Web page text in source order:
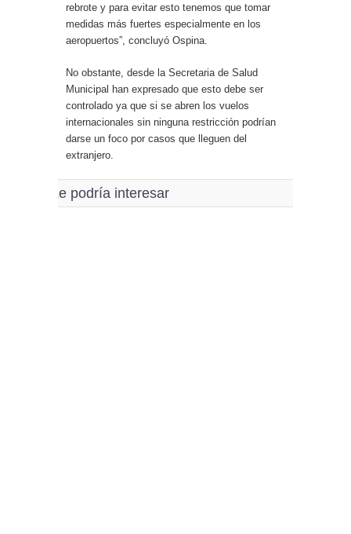
rebrote y para evitar esto tenemos que tomar
medidas más fuertes especialmente en los
aeropuertos”, concluyó Ospina.
No obstante, desde la Secretaria de Salud
Municipal han expresado que esto debe ser
controlado ya que si se abren los vuelos
internacionales sin ninguna restricción podrían
darse un foco por casos que lleguen del
extranjero.
Le podría interesar